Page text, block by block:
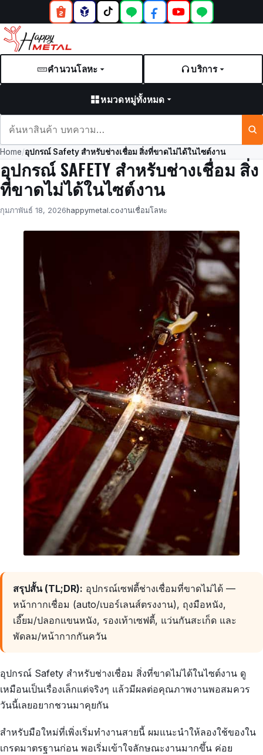
คำนวนโลหะ บริการ
หมวดหมู่ทั้งหมด
และ
บทความ
Home/อุปกรณ์ Safety สำหรับช่างเชื่อม สิ่งที่ขาดไม่ได้ในไซต์งาน
อุปกรณ์ SAFETY สำหรับช่างเชื่อม สิ่ง
ที่ขาดไม่ได้ในไซต์งาน
Posted
กุมภาพันธ์ 18, 2026by
happymetal.coin
งานเชื่อมโลหะ
สรุปสั้น (TL;DR): อุปกรณ์เซฟตี้ช่างเชื่อมที่ขาดไม่ได้ —
หน้ากากเชื่อม (auto/เบอร์เลนส์ตรงงาน), ถุงมือหนัง,
เอี๊ยม/ปลอกแขนหนัง, รองเท้าเซฟตี้, แว่นกันสะเก็ด และ
พัดลม/หน้ากากกันควัน
อุปกรณ์ Safety สำหรับช่างเชื่อม สิ่งที่ขาดไม่ได้ในไซต์งาน ดู
เหมือนเป็นเรื่องเล็กแต่จริงๆ แล้วมีผลต่อคุณภาพงานพอสมควร
วันนี้เลยอยากชวนมาคุยกัน
สำหรับมือใหม่ที่เพิ่งเริ่มทำงานสายนี้ ผมแนะนำให้ลองใช้ของใน
เกรดมาตรฐานก่อน พอเริ่มเข้าใจลักษณะงานมากขึ้น ค่อย